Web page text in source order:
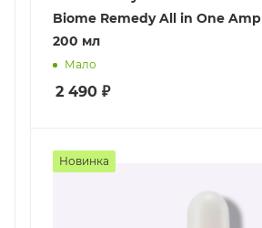
Biome Remedy All in One
200 мл
Мало
2 490 ₽
Новинка